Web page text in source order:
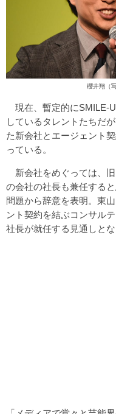
櫻井翔（
現在、暫定的にSMILE-
しているタレントたちだ
た新会社とエージェント
っている。
新会社をめぐっては、
の会社の社長も兼任する
問題から辞意を表明。東
ント契約を結ぶコンサル
社長が就任する見通しとな